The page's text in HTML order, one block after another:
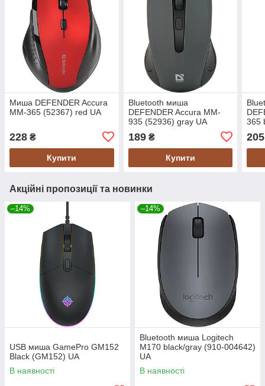
Миша DEFENDER Accura
MM-365 (52367) red UA
228 ₴
Купити
Bluetooth миша
DEFENDER Accura MM-
935 (52936) gray UA
189₴
Купити
365
205
Акційні пропозиції та новинки
–14%
USB миша GamePro GM152
Black (GM152) UA
В наявності
–14%
Bluetooth миша Logitech
M170 black/gray (910-004642)
UA
В наявності